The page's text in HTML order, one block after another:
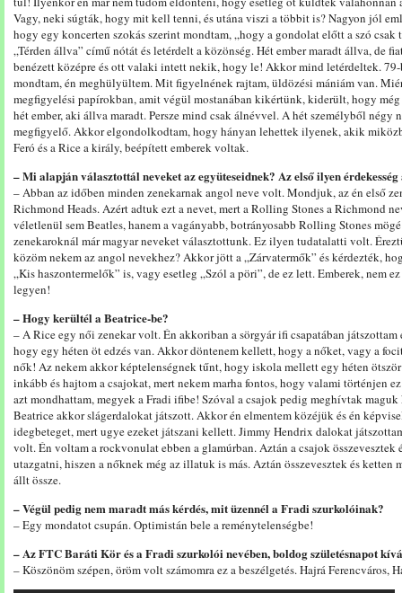
Vagy, neki súgták, hogy mit kell tenni, és utána viszi a többit is? Nagyon jól
hogy egy koncerten szokás szerint mondtam, „hogy a gondolat előtt a szó
„Térden állva” című nótát és letérdelt a közönség. Hét ember maradt állva, de
benézett középre és ott valaki intett nekik, hogy le! Akkor mind letérdeltek.
mondtam, én meghülyültem. Mit figyelnének rajtam, üldözési mániám van.
megfigyelési papírokban, amit végül mostanában kikértünk, kiderült, hogy
hét ember, aki állva maradt. Persze mind csak álnévvel. A hét személyből
megfigyelő. Akkor elgondolkodtam, hogy hányan lehettek ilyenek, akik
Feró és a Rice a király, beépített emberek voltak.
– Mi alapján választottál neveket az együteseidnek? Az első ilyen
– Abban az időben minden zenekarnak angol neve volt. Mondjuk, az én első
Richmond Heads. Azért adtuk ezt a nevet, mert a Rolling Stones a Richmond
véletlenül sem Beatles, hanem a vagányabb, botrányosabb Rolling Stones
zenekaroknál már magyar neveket választottunk. Ez ilyen tudatalatti volt.
közöm nekem az angol nevekhez? Akkor jött a „Zárvatermők” és kérdezték,
„Kis haszontermelők” is, vagy esetleg „Szól a pöri”, de ez lett. Emberek, nem
legyen!
– Hogy kerültél a Beatrice-be?
– A Rice egy női zenekar volt. Én akkoriban a sörgyár ifi csapatában
hogy egy héten öt edzés van. Akkor döntenem kellett, hogy a nőket, vagy a
nők! Az nekem akkor képtelenségnek tűnt, hogy iskola mellett egy héten
inkább és hajtom a csajokat, mert nekem marha fontos, hogy valami történjen
azt mondhattam, megyek a Fradi ifibe! Szóval a csajok pedig meghívtak
Beatrice akkor slágerdalokat játszott. Akkor én elmentem közéjük és én
idegbeteget, mert ugye ezeket játszani kellett. Jimmy Hendrix dalokat
volt. Én voltam a rockvonulat ebben a glamúrban. Aztán a csajok
utazgatni, hiszen a nőknek még az illatuk is más. Aztán összevesztek és ketten
állt össze.
– Végül pedig nem maradt más kérdés, mit üzennél a Fradi szurkolóinak?
– Egy mondatot csupán. Optimistán bele a reménytelenségbe!
– Az FTC Baráti Kör és a Fradi szurkolói nevében, boldog születésnapot
– Köszönöm szépen, öröm volt számomra ez a beszélgetés. Hajrá Ferencváros,